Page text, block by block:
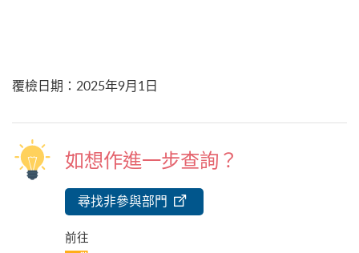
覆檢日期 ： 2025年9月1日
如想作進一步查詢？
尋找非參與部門
前往